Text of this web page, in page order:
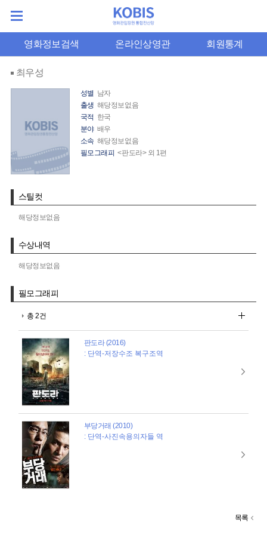
영화정보검색 온라인상영관 회원통계
최우성
성별 남자
출생 해당정보없음
국적 한국
분야 배우
소속 해당정보없음
필모그래피 <판도라> 외 1편
스틸컷
해당정보없음
수상내역
해당정보없음
필모그래피
총 2건
판도라 (2016)
: 단역-저장수조 복구조역
부당거래 (2010)
: 단역-사진속용의자들 역
목록